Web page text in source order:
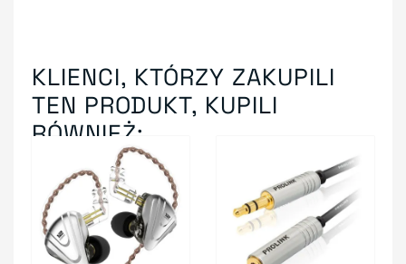
KLIENCI, KTÓRZY ZAKUPILI
TEN PRODUKT, KUPILI
RÓWNIEŻ: